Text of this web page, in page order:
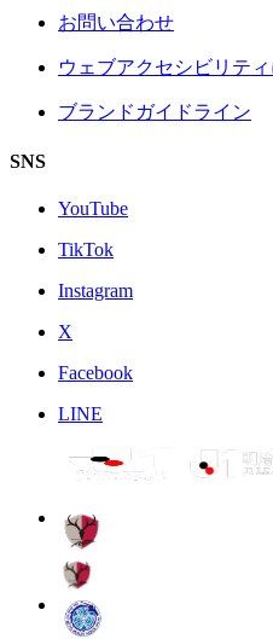
お問い合わせ
ウェブアクセシビリテ
ブランドガイドライン
SNS
YouTube
TikTok
Instagram
X
Facebook
LINE